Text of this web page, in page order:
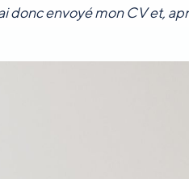
donc envoyé mon CV et,